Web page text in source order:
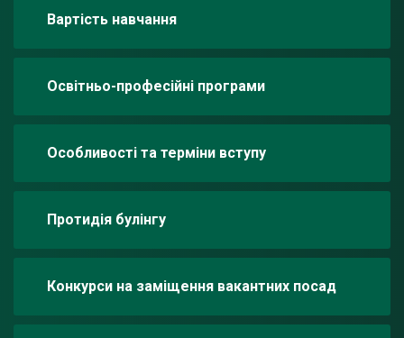
Вартість навчання
Освітньо-професійні програми
Особливості та терміни вступу
Протидія булінгу
Конкурси на заміщення вакантних посад